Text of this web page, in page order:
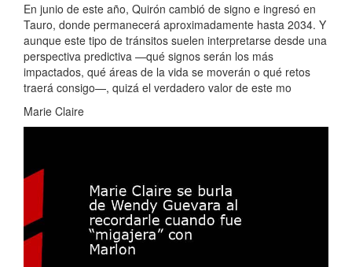
En junio de este año, Quirón cambió de signo e ingresó en
Tauro, donde permanecerá aproximadamente hasta 2034. Y
aunque este tipo de tránsitos suelen interpretarse desde una
perspectiva predictiva —qué signos serán los más
impactados, qué áreas de la vida se moverán o qué retos
traerá consigo—, quizá el verdadero valor de este mo
Marie Claire